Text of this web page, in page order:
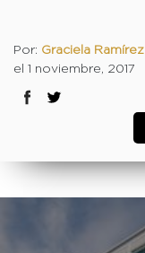
Por: Graciela Ramírez
el 1 noviembre, 2017